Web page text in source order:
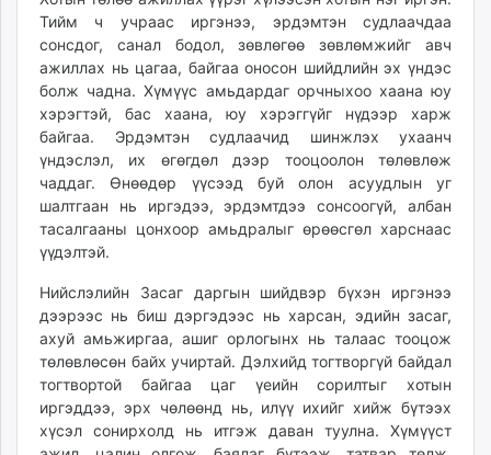
Тийм ч учраас иргэнээ, эрдэмтэн судлаачдаа
сонсдог, санал бодол, зөвлөгөө зөвлөмжийг авч
ажиллах нь цагаа, байгаа оносон шийдлийн эх үндэс
болж чадна. Хүмүүс амьдардаг орчныхоо хаана юу
хэрэгтэй, бас хаана, юу хэрэггүйг нүдээр харж
байгаа. Эрдэмтэн судлаачид шинжлэх ухаанч
үндэслэл, их өгөгдөл дээр тооцоолон төлөвлөж
чаддаг. Өнөөдөр үүсээд буй олон асуудлын уг
шалтгаан нь иргэдээ, эрдэмтдээ сонсоогүй, албан
тасалгааны цонхоор амьдралыг өрөөсгөл харснаас
үүдэлтэй.
Нийслэлийн Засаг даргын шийдвэр бүхэн иргэнээ
дээрээс нь биш дэргэдээс нь харсан, эдийн засаг,
ахуй амьжиргаа, ашиг орлогынх нь талаас тооцож
төлөвлөсөн байх учиртай. Дэлхийд тогтворгүй байдал
тогтвортой байгаа цаг үеийн сорилтыг хотын
иргэддээ, эрх чөлөөнд нь, илүү ихийг хийж бүтээх
хүсэл сонирхолд нь итгэж даван туулна. Хүмүүст